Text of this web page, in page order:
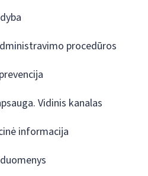
procedūros
Vidinis kanalas
informacija